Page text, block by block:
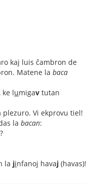
kaj luis ĉambron de
Matene la baca
ke lumigav tutan
plezuro. Vi ekprovu tiel!
la bacan:
la jinfanoj havaj (havas)!